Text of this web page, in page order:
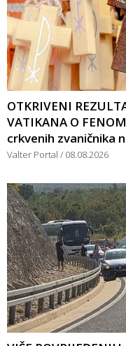
OTKRIVENI
VATIKANA O
crkvenih zvaničnika
Valter Portal 08.08.2026